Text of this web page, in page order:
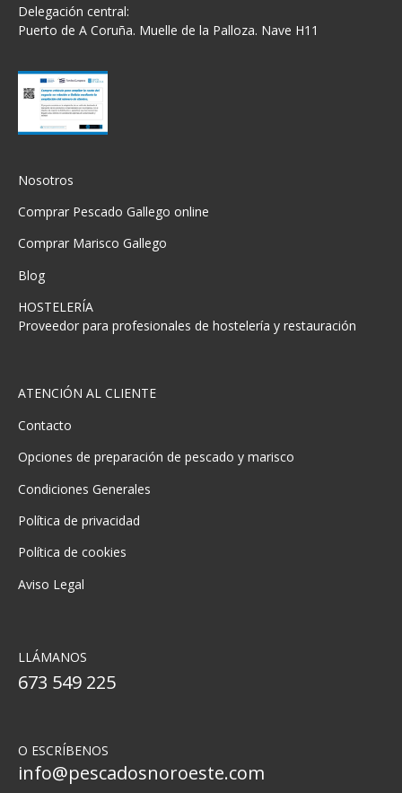
Delegación central:
Puerto de A Coruña. Muelle de la Palloza. Nave H11
Nosotros
Comprar Pescado Gallego online
Comprar Marisco Gallego
Blog
HOSTELERÍA
Proveedor para profesionales de hostelería y restauración
ATENCIÓN AL CLIENTE
Contacto
Opciones de preparación de pescado y marisco
Condiciones Generales
Política de privacidad
Política de cookies
Aviso Legal
LLÁMANOS
673 549 225
O ESCRÍBENOS
info@pescadosnoroeste.com